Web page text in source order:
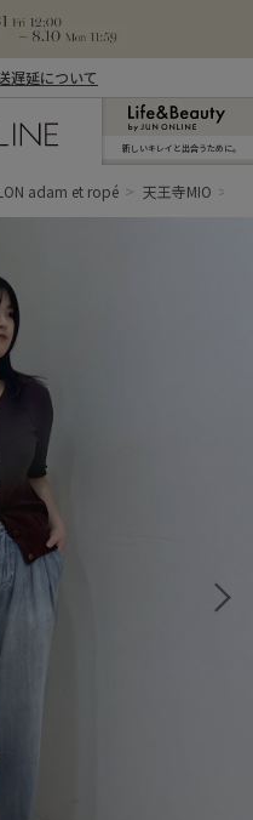
遅延について
新しいキレイと出合うために。
adam et ropé 天王寺MIO